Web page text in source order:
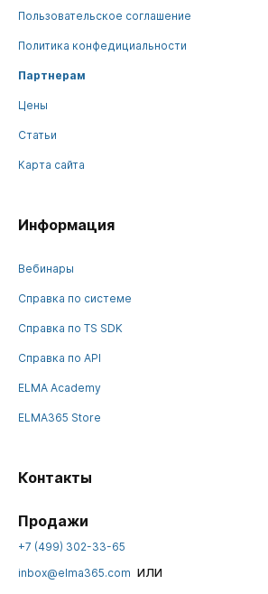
Пользовательское соглашение
Политика конфедициальности
Партнерам
Цены
Статьи
Карта сайта
Информация
Вебинары
Справка по системе
Справка по TS SDK
Справка по API
ELMA Academy
ELMA365 Store
Контакты
Продажи
+7 (499) 302-33-65
inbox@elma365.com или